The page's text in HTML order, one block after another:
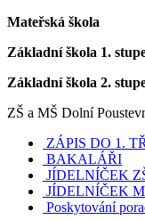
Mateřská škola
Základní škola 1.
Základní škola 2.
ZŠ a MŠ Dolní
ZÁPIS DO 1.
BAKALÁŘI
JÍDELNÍČEK
JÍDELNÍČEK
Poskytování